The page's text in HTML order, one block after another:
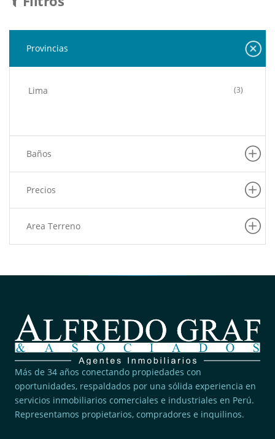
Provincias
Lima (3)
Baños
Precios
Area Terreno
Más de 34 años conectando propiedades con
oportunidades, respaldados por una sólida experiencia en
servicios inmobiliarios comerciales e industriales en Perú.
Representamos propietarios, compradores e inquilinos.